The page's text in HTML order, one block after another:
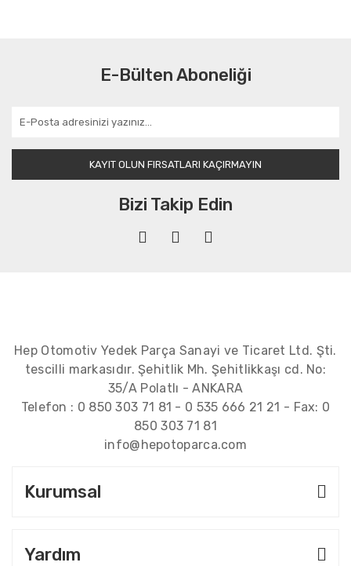
E-Bülten Aboneliği
KAYIT OLUN FIRSATLARI KAÇIRMAYIN
Bizi Takip Edin
Hep Otomotiv Yedek Parça Sanayi ve Ticaret Ltd. Şti.
tescilli markasıdır. Şehitlik Mh. Şehitlikkaşı cd. No:
35/A Polatlı - ANKARA
Telefon : 0 850 303 71 81 - 0 535 666 21 21 - Fax: 0
850 303 71 81
info@hepotoparca.com
Kurumsal
Yardım